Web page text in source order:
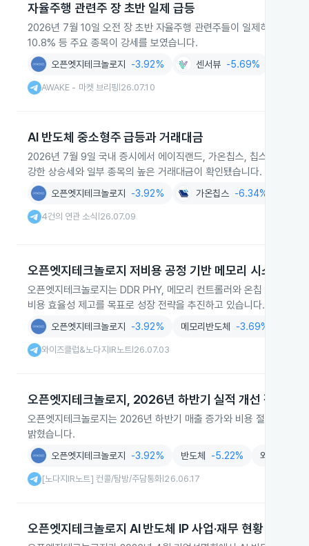
자율주행 관련주 장 초반 일제 급등
2026년 7월 10일 오전 장 초반 자율주행 관련주들이 일제히 급등
10.8% 등 주요 종목이 강세를 보였습니다.
오픈엣지테크놀로지 -3.92% 센서뷰 -5.69%
AWAKE - 마켓 브리핑 26.07.10
AI 반도체 중소형주 급등과 거래대금
2026년 7월 9일 국내 증시에서 에이직랜드, 가온칩스, 칩스앤미디어
강한 상승세와 일부 종목의 높은 거래대금이 확인됐습니다.
오픈엣지테크놀로지 -3.92% 가온칩스 -6.34%
4건의 연관 소식 26.07.09
오픈엣지테크놀로지 저비용 공정 기반 메모리 시스템 IP
오픈엣지테크놀로지는 DDR PHY, 메모리 컨트롤러와 온칩 인터커
비용 효율성 제고를 목표로 성장 전략을 추진하고 있습니다.
오픈엣지테크놀로지 -3.92% 메모리반도체 -3.69%
와이즈클럽&노다지IR노트 26.07.03
오픈엣지테크놀로지, 2026년 하반기 실적 개선 전망
오픈엣지테크놀로지는 2026년 하반기 매출 증가와 비용 절감을 통
밝혔습니다.
오픈엣지테크놀로지 -3.92% 반도체 -5.22% 와이즈클럽
[노다지IR노트] 컨콜/탐방/주담통화 26.06.17
오픈엣지테크놀로지 AI 반도체 IP 사업·재무 현황 발표